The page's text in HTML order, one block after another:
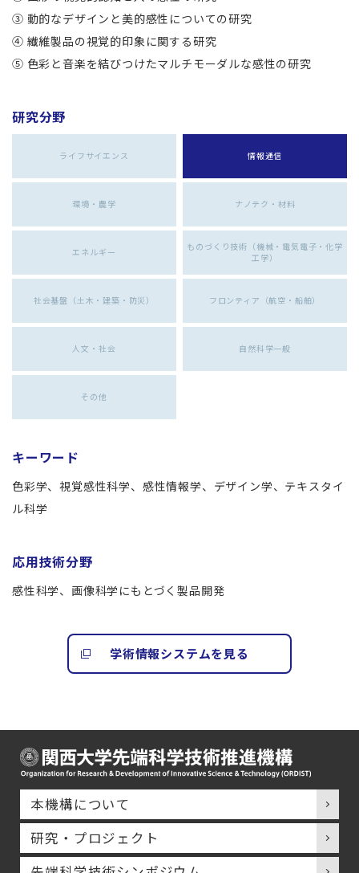
③ 動的なデザインと美的感性についての研究
④ 繊維製品の視覚的印象に関する研究
⑤ 色彩と音楽を結びつけたマルチモーダルな感性の研究
研究分野
ライフサイエンス 情報通信
環境・農学 ナノテク・材料
エネルギー
ものづくり技術（機械・電気電子・化学
工学）
社会基盤（土木・建築・防災） フロンティア（航空・船舶）
人文・社会 自然科学一般
その他
キーワード
色彩学、視覚感性科学、感性情報学、デザイン学、テキスタイ
ル科学
応用技術分野
感性科学、画像科学にもとづく製品開発
学術情報システムを見る
本機構について
研究・プロジェクト